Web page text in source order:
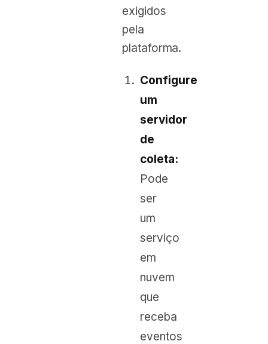
exigidos
pela
plataforma.
Configure
um
servidor
de
coleta:
Pode
ser
um
serviço
em
nuvem
que
receba
eventos